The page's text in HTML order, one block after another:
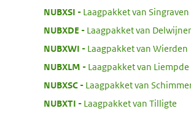
NUBXSI
Laagpakket van Singraven
NUBXDE
Laagpakket van
NUBXWI
Laagpakket van Wierden
NUBXLM
Laagpakket van Liempde
NUBXSC:
Laagpakket van
NUBXTI
Laagpakket van Tilligte